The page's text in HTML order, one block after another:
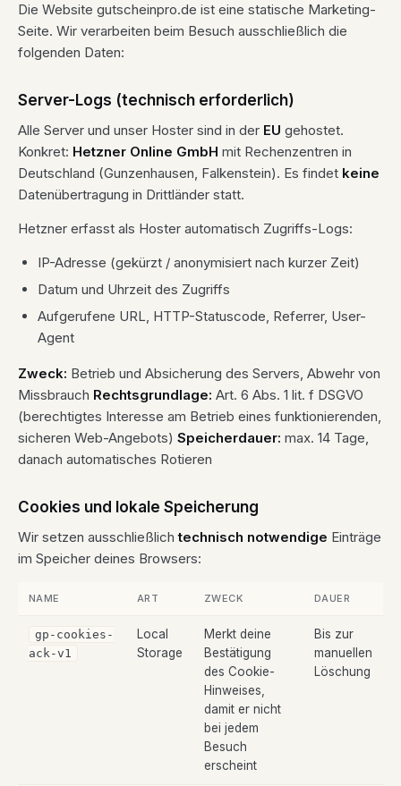
Die Website gutscheinpro.de ist eine statische Marketing-
Seite. Wir verarbeiten beim Besuch ausschließlich die
folgenden Daten:
Server-Logs (technisch erforderlich)
Alle Server und unser Hoster sind in der EU gehostet.
Konkret: Hetzner Online GmbH mit Rechenzentren in
Deutschland (Gunzenhausen, Falkenstein). Es findet keine
Datenübertragung in Drittländer statt.
Hetzner erfasst als Hoster automatisch Zugriffs-Logs:
IP-Adresse (gekürzt / anonymisiert nach kurzer Zeit)
Datum und Uhrzeit des Zugriffs
Aufgerufene URL, HTTP-Statuscode, Referrer, User-
Agent
Zweck: Betrieb und Absicherung des Servers, Abwehr von
Missbrauch Rechtsgrundlage: Art. 6 Abs. 1 lit. f DSGVO
(berechtigtes Interesse am Betrieb eines funktionierenden,
sicheren Web-Angebots) Speicherdauer: max. 14 Tage,
danach automatisches Rotieren
Cookies und lokale Speicherung
Wir setzen ausschließlichtechnisch notwendige Einträge
im Speicher deines Browsers:
NAME ART ZWECK DAUER
gp-cookies-
ack-v1
Local
Storage
Merkt deine
Bestätigung
des Cookie-
Hinweises,
damit er nicht
bei jedem
Besuch
erscheint
Bis zur
manuellen
Löschung